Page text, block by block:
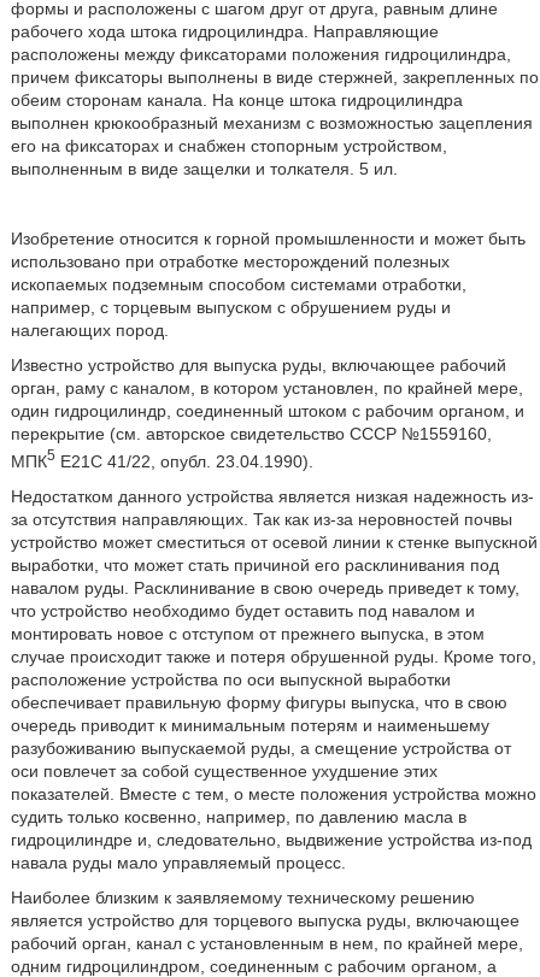
формы и расположены с шагом друг от друга, равным длине
рабочего хода штока гидроцилиндра. Направляющие
расположены между фиксаторами положения гидроцилиндра,
причем фиксаторы выполнены в виде стержней, закрепленных по
обеим сторонам канала. На конце штока гидроцилиндра
выполнен крюкообразный механизм с возможностью зацепления
его на фиксаторах и снабжен стопорным устройством,
выполненным в виде защелки и толкателя. 5 ил.
Изобретение относится к горной промышленности и может быть
использовано при отработке месторождений полезных
ископаемых подземным способом системами отработки,
например, с торцевым выпуском с обрушением руды и
налегающих пород.
Известно устройство для выпуска руды, включающее рабочий
орган, раму с каналом, в котором установлен, по крайней мере,
один гидроцилиндр, соединенный штоком с рабочим органом, и
перекрытие (см. авторское свидетельство СССР №1559160,
МПК5 E21C 41/22, опубл. 23.04.1990).
Недостатком данного устройства является низкая надежность из-
за отсутствия направляющих. Так как из-за неровностей почвы
устройство может сместиться от осевой линии к стенке выпускной
выработки, что может стать причиной его расклинивания под
навалом руды. Расклинивание в свою очередь приведет к тому,
что устройство необходимо будет оставить под навалом и
монтировать новое с отступом от прежнего выпуска, в этом
случае происходит также и потеря обрушенной руды. Кроме того,
расположение устройства по оси выпускной выработки
обеспечивает правильную форму фигуры выпуска, что в свою
очередь приводит к минимальным потерям и наименьшему
разубоживанию выпускаемой руды, а смещение устройства от
оси повлечет за собой существенное ухудшение этих
показателей. Вместе с тем, о месте положения устройства можно
судить только косвенно, например, по давлению масла в
гидроцилиндре и, следовательно, выдвижение устройства из-под
навала руды мало управляемый процесс.
Наиболее близким к заявляемому техническому решению
является устройство для торцевого выпуска руды, включающее
рабочий орган, канал с установленным в нем, по крайней мере,
одним гидроцилиндром, соединенным с рабочим органом, а